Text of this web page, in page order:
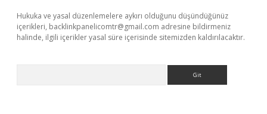
Hukuka ve yasal düzenlemelere aykırı olduğunu düşündüğünüz
içerikleri, backlinkpanelicomtr@gmail.com adresine bildirmeniz
halinde, ilgili içerikler yasal süre içerisinde sitemizden kaldırılacaktır.